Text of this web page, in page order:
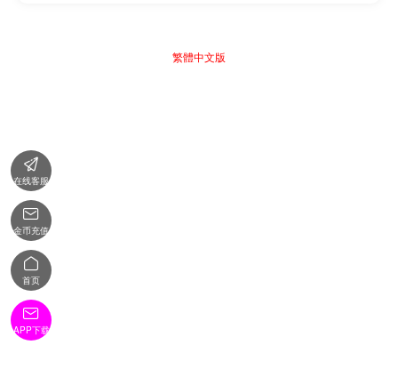
繁體中文版

在线客服

金币充值

首页

APP下载